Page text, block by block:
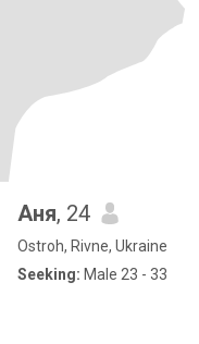
Аня, 24
Ostroh, Rivne, Ukraine
Seeking: Male 23 - 33